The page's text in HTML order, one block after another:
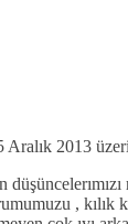
Aralık 2013
, kılık